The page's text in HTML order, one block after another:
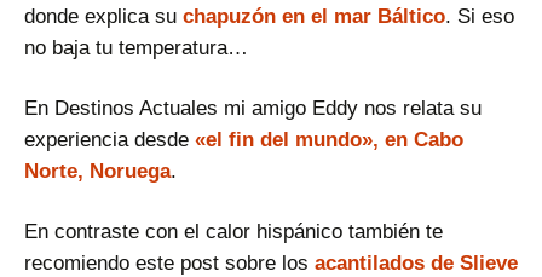
donde explica su chapuzón en el mar Báltico. Si eso
no baja tu temperatura…
En Destinos Actuales mi amigo Eddy nos relata su
experiencia desde «el fin del mundo», en Cabo
Norte, Noruega.
En contraste con el calor hispánico también te
recomiendo este post sobre los acantilados de Slieve